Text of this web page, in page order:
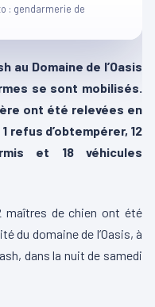
: gendarmerie de
au Domaine de l’Oasis
se sont mobilisés.
ont été relevées en
refus d’obtempérer, 12
et 18 véhicules
maîtres de chien ont été
du domaine de l’Oasis, à
dans la nuit de samedi